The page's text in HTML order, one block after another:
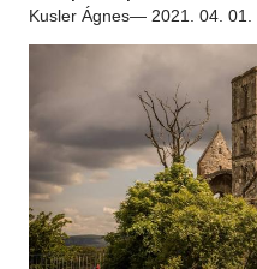
Régészet
Tagintézmények
Közérdekű adatok
Képcsarnok
Adattár
Központi Könyvtár
Kusler Ágnes— 2021. 04. 01.